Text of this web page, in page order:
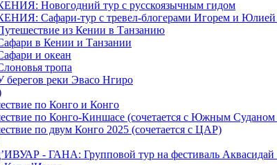
Новогодний тур с русскоязычным гидом
Сафари-тур с тревел-блогерами Игорем и
из Кении в Танзанию
в Кении и Танзании
и океан
тропа
берегов реки Эвасо Нгиро
по Конго и Конго
по Конго-Киншасе (сочетается с Южным
по двум Конго 2025 (сочетается с ЦАР)
- ГАНА: Групповой тур на фестиваль Аквасидай